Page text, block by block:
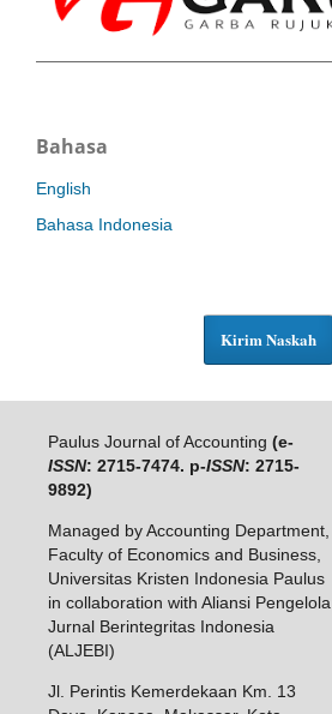
Bahasa
English
Bahasa Indonesia
Kirim Naskah
Paulus Journal of Accounting (e-
ISSN: 2715-7474. p-ISSN: 2715-
9892)
Managed by Accounting Department,
Faculty of Economics and Business,
Universitas Kristen Indonesia Paulus
in collaboration with Aliansi Pengelola
Jurnal Berintegritas Indonesia
(ALJEBI)
Jl. Perintis Kemerdekaan Km. 13